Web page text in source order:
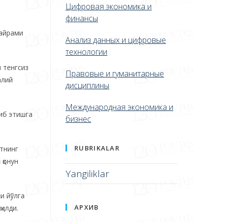
этишга
йўлга
Цифровая экономика и
финансы
Анализ данных и цифровые
технологии
Правовые и гуманитарные
дисциплины
Международная экономика и
бизнес
RUBRIKALAR
Yangiliklar
АРХИВ